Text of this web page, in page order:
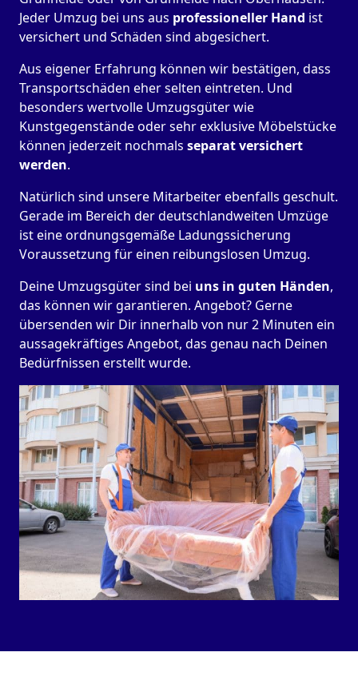
Jeder Umzug bei uns aus professioneller Hand ist
versichert und Schäden sind abgesichert.
Aus eigener Erfahrung können wir bestätigen, dass
Transportschäden eher selten eintreten. Und
besonders wertvolle Umzugsgüter wie
Kunstgegenstände oder sehr exklusive Möbelstücke
können jederzeit nochmals separat versichert
werden.
Natürlich sind unsere Mitarbeiter ebenfalls geschult.
Gerade im Bereich der deutschlandweiten Umzüge
ist eine ordnungsgemäße Ladungssicherung
Voraussetzung für einen reibungslosen Umzug.
Deine Umzugsgüter sind bei uns in guten Händen,
das können wir garantieren. Angebot? Gerne
übersenden wir Dir innerhalb von nur 2 Minuten ein
aussagekräftiges Angebot, das genau nach Deinen
Bedürfnissen erstellt wurde.